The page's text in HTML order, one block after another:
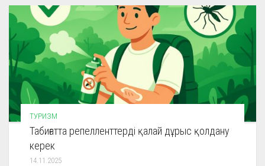
ТУРИЗМ
Табиғатта репелленттерді қалай дұрыс қолдану
керек
14.11.2025